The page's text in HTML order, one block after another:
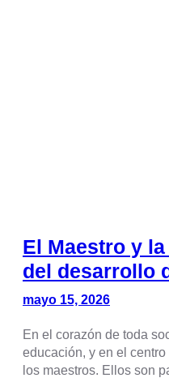
El Maestro y
del desarrollo
mayo 15, 2026
En el corazón de toda
educación, y en el
los maestros. Ellos son